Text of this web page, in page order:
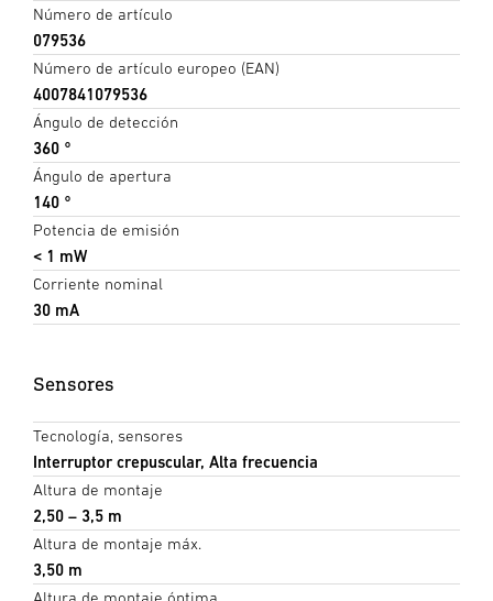
Número de artículo
079536
Número de artículo europeo (EAN)
4007841079536
Ángulo de detección
360 °
Ángulo de apertura
140 °
Potencia de emisión
< 1 mW
Corriente nominal
30 mA
Sensores
Tecnología, sensores
Interruptor crepuscular, Alta frecuencia
Altura de montaje
2,50 – 3,5 m
Altura de montaje máx.
3,50 m
Altura de montaje óptima